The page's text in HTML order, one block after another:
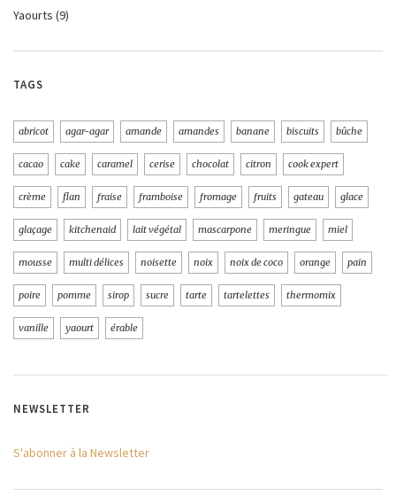
Yaourts (9)
TAGS
abricot agar-agar amande amandes banane biscuits bûche
cacao cake caramel cerise chocolat citron cook expert
crème flan fraise framboise fromage fruits gateau glace
glaçage kitchenaid lait végétal mascarpone meringue miel
mousse multi délices noisette noix noix de coco orange pain
poire pomme sirop sucre tarte tartelettes thermomix
vanille yaourt érable
NEWSLETTER
S'abonner à la Newsletter